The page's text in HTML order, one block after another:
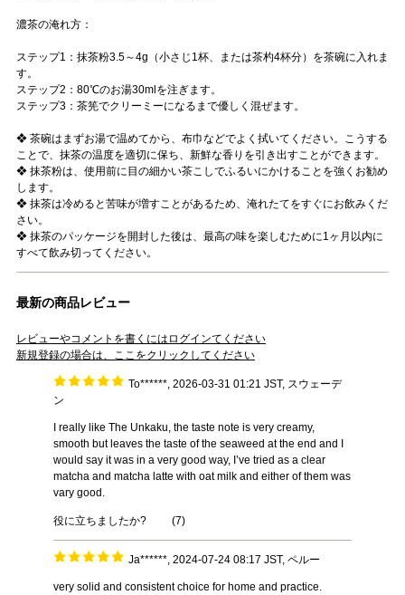
濃茶の淹れ方：
ステップ1：抹茶粉3.5～4g（小さじ1杯、または茶杓4杯分）を茶碗に入れま
す。
ステップ2：80℃のお湯30mlを注ぎます。
ステップ3：茶筅でクリーミーになるまで優しく混ぜます。
❖ 茶碗はまずお湯で温めてから、布巾などでよく拭いてください。こうする
ことで、抹茶の温度を適切に保ち、新鮮な香りを引き出すことができます。
❖ 抹茶粉は、使用前に目の細かい茶こしでふるいにかけることを強くお勧め
します。
❖ 抹茶は冷めると苦味が増すことがあるため、淹れたてをすぐにお飲みくだ
さい。
❖ 抹茶のパッケージを開封した後は、最高の味を楽しむために1ヶ月以内に
すべて飲み切ってください。
最新の商品レビュー
レビューやコメントを書くにはログインてください
新規登録の場合は、ここをクリックしてください
To******, 2026-03-31 01:21 JST, スウェーデ
ン
I really like The Unkaku, the taste note is very creamy,
smooth but leaves the taste of the seaweed at the end and I
would say it was in a very good way, I’ve tried as a clear
matcha and matcha latte with oat milk and either of them was
vary good.
役に立ちましたか? (7)
Ja******, 2024-07-24 08:17 JST, ペルー
very solid and consistent choice for home and practice.